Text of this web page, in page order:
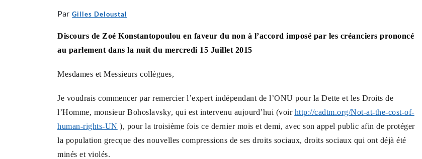
Par Gilles Deloustal
Discours de Zoé Konstantopoulou en faveur du non à l’accord imposé par les créanciers prononcé
au parlement dans la nuit du mercredi 15 Juillet 2015
Mesdames et Messieurs collègues,
Je voudrais commencer par remercier l’expert indépendant de l’ONU pour la Dette et les Droits de
l’Homme, monsieur Bohoslavsky, qui est intervenu aujourd’hui (voir http://cadtm.org/Not-at-the-cost-of-
human-rights-UN ), pour la troisième fois ce dernier mois et demi, avec son appel public afin de protéger
la population grecque des nouvelles compressions de ses droits sociaux, droits sociaux qui ont déjà été
minés et violés.